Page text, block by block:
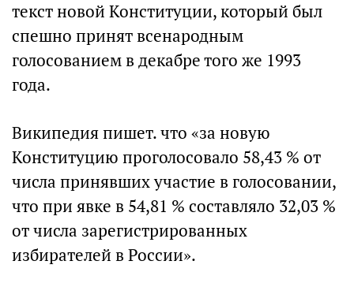
текст новой Конституции, который был
спешно принят всенародным
голосованием в декабре того же 1993
года.
Википедия пишет. что «за новую
Конституцию проголосовало 58,43 % от
числа принявших участие в голосовании,
что при явке в 54,81 % составляло 32,03 %
от числа зарегистрированных
избирателей в России».